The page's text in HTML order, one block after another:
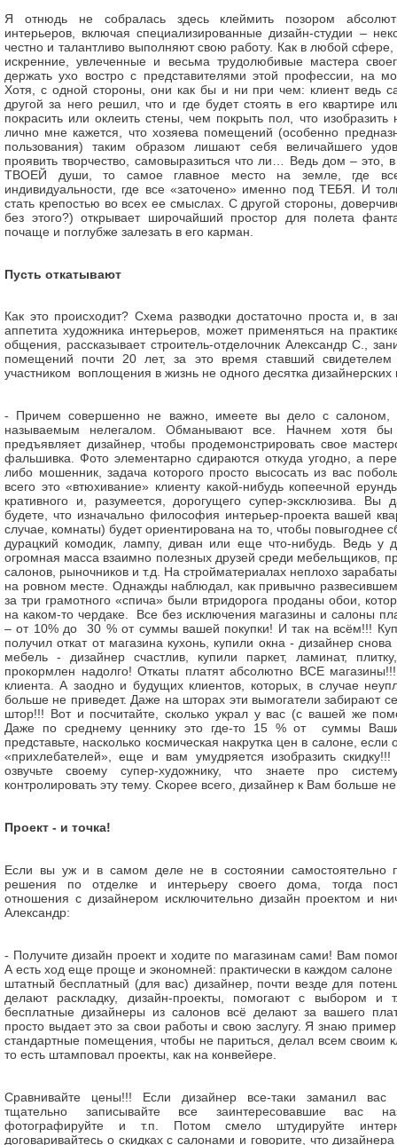
Я отнюдь не собралась здесь клеймить позором
интерьеров, включая специализированные дизайн-студии –
честно и талантливо выполняют свою работу. Как в любой сфере,
искренние, увлеченные и весьма трудолюбивые мастера
держать ухо востро с представителями этой профессии, на
Хотя, с одной стороны, они как бы и ни при чем: клиент ведь
другой за него решил, что и где будет стоять в его квартире
покрасить или оклеить стены, чем покрыть пол, что изобразить
лично мне кажется, что хозяева помещений (особенно
пользования) таким образом лишают себя величайшего
проявить творчество, самовыразиться что ли… Ведь дом – это,
ТВОЕЙ души, то самое главное место на земле, где
индивидуальности, где все «заточено» именно под ТЕБЯ. И
стать крепостью во всех ее смыслах. С другой стороны,
без этого?) открывает широчайший простор для полета
почаще и поглубже залезать в его карман.
Пусть откатывают
Как это происходит? Схема разводки достаточно проста и, в
аппетита художника интерьеров, может применяться на
общения, рассказывает строитель-отделочник Александр С.,
помещений почти 20 лет, за это время ставший свидетелем
участником воплощения в жизнь не одного десятка дизайнерских
- Причем совершенно не важно, имеете вы дело с
называемым нелегалом. Обманывают все. Начнем хотя бы
предъявляет дизайнер, чтобы продемонстрировать свое
фальшивка. Фото элементарно сдираются откуда угодно, а
либо мошенник, задача которого просто высосать из вас
всего это «втюхивание» клиенту какой-нибудь копеечной
кративного и, разумеется, дорогущего супер-эксклюзива. Вы
будете, что изначально философия интерьер-проекта вашей
случае, комнаты) будет ориентирована на то, чтобы повыгоднее
дурацкий комодик, лампу, диван или еще что-нибудь. Ведь у
огромная масса взаимно полезных друзей среди мебельщиков,
салонов, рыночников и т.д. На стройматериалах неплохо
на ровном месте. Однажды наблюдал, как привычно
за три грамотного «спича» были втридорога проданы обои,
на каком-то чердаке. Все без исключения магазины и салоны
– от 10% до 30 % от суммы вашей покупки! И так на всём!!!
получил откат от магазина кухонь, купили окна - дизайнер
мебель - дизайнер счастлив, купили паркет, ламинат,
прокормлен надолго! Откаты платят абсолютно ВСЕ
клиента. А заодно и будущих клиентов, которых, в случае
больше не приведет. Даже на шторах эти вымогатели забирают
штор!!! Вот и посчитайте, сколько украл у вас (с вашей же
Даже по среднему ценнику это где-то 15 % от суммы
представьте, насколько космическая накрутка цен в салоне, если
«прихлебателей», еще и вам умудряется изобразить
озвучьте своему супер-художнику, что знаете про
контролировать эту тему. Скорее всего, дизайнер к Вам больше
Проект - и точка!
Если вы уж и в самом деле не в состоянии самостоятельно
решения по отделке и интерьеру своего дома, тогда
отношения с дизайнером исключительно дизайн проектом и
Александр:
- Получите дизайн проект и ходите по магазинам сами! Вам
А есть ход еще проще и экономней: практически в каждом салоне
штатный бесплатный (для вас) дизайнер, почти везде для
делают раскладку, дизайн-проекты, помогают с выбором и
бесплатные дизайнеры из салонов всё делают за вашего
просто выдает это за свои работы и свою заслугу. Я знаю
стандартные помещения, чтобы не париться, делал всем своим
то есть штамповал проекты, как на конвейере.
Сравнивайте цены!!! Если дизайнер все-таки заманил вас
тщательно записывайте все заинтересовавшие вас
фотографируйте и т.п. Потом смело штудируйте
договаривайтесь о скидках с салонами и говорите, что